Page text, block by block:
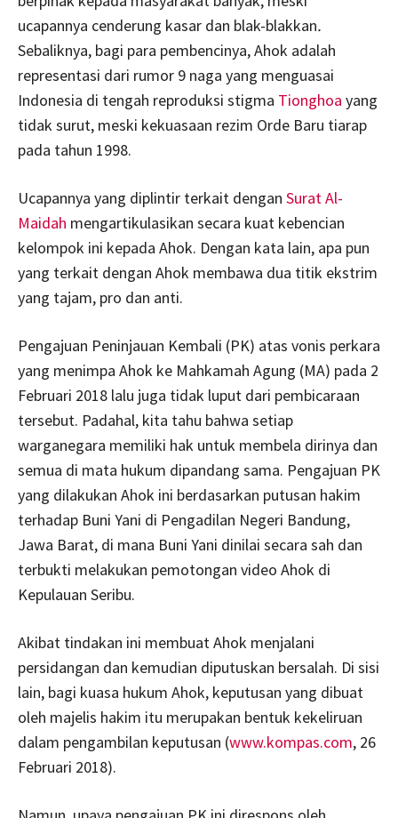
ucapannya cenderung kasar dan blak-blakkan.
Sebaliknya, bagi para pembencinya, Ahok adalah
representasi dari rumor 9 naga yang menguasai
Indonesia di tengah reproduksi stigma Tionghoa yang
tidak surut, meski kekuasaan rezim Orde Baru tiarap
pada tahun 1998.
Ucapannya yang diplintir terkait dengan Surat Al-
Maidah mengartikulasikan secara kuat kebencian
kelompok ini kepada Ahok. Dengan kata lain, apa pun
yang terkait dengan Ahok membawa dua titik ekstrim
yang tajam, pro dan anti.
Pengajuan Peninjauan Kembali (PK) atas vonis perkara
yang menimpa Ahok ke Mahkamah Agung (MA) pada 2
Februari 2018 lalu juga tidak luput dari pembicaraan
tersebut. Padahal, kita tahu bahwa setiap
warganegara memiliki hak untuk membela dirinya dan
semua di mata hukum dipandang sama. Pengajuan PK
yang dilakukan Ahok ini berdasarkan putusan hakim
terhadap Buni Yani di Pengadilan Negeri Bandung,
Jawa Barat, di mana Buni Yani dinilai secara sah dan
terbukti melakukan pemotongan video Ahok di
Kepulauan Seribu.
Akibat tindakan ini membuat Ahok menjalani
persidangan dan kemudian diputuskan bersalah. Di sisi
lain, bagi kuasa hukum Ahok, keputusan yang dibuat
oleh majelis hakim itu merupakan bentuk kekeliruan
dalam pengambilan keputusan (www.kompas.com, 26
Februari 2018).